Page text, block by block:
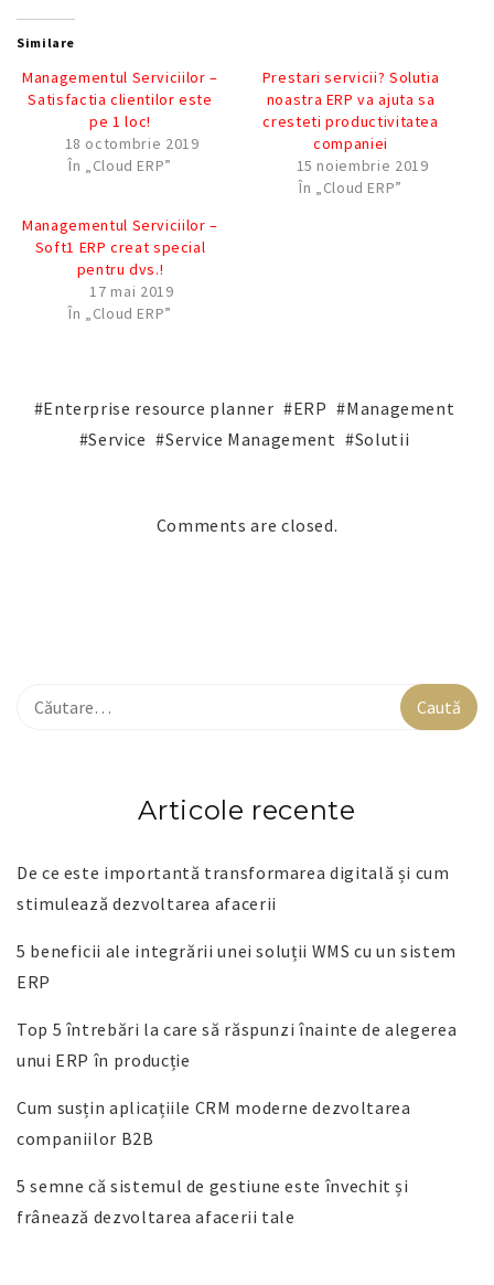
Similare
Managementul Serviciilor –
Satisfactia clientilor este
pe 1 loc!
18 octombrie 2019
În „Cloud ERP”
Prestari servicii? Solutia
noastra ERP va ajuta sa
cresteti productivitatea
companiei
15 noiembrie 2019
În „Cloud ERP”
Managementul Serviciilor –
Soft1 ERP creat special
pentru dvs.!
17 mai 2019
În „Cloud ERP”
Enterprise resource planner ERP
Management
Service
Service Management Solutii
Comments are closed.
Articole recente
De ce este importantă transformarea digitală și cum
stimulează dezvoltarea afacerii
5 beneficii ale integrării unei soluții WMS cu un sistem
ERP
Top 5 întrebări la care să răspunzi înainte de alegerea
unui ERP în producție
Cum susțin aplicațiile CRM moderne dezvoltarea
companiilor B2B
5 semne că sistemul de gestiune este învechit și
frânează dezvoltarea afacerii tale